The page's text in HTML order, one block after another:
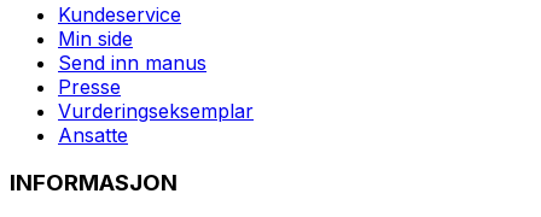
Kundeservice
Min side
Send inn manus
Presse
Vurderingseksemplar
Ansatte
INFORMASJON